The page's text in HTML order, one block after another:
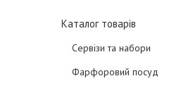
Каталог товарів
Сервізи та набори
Фарфоровий посуд